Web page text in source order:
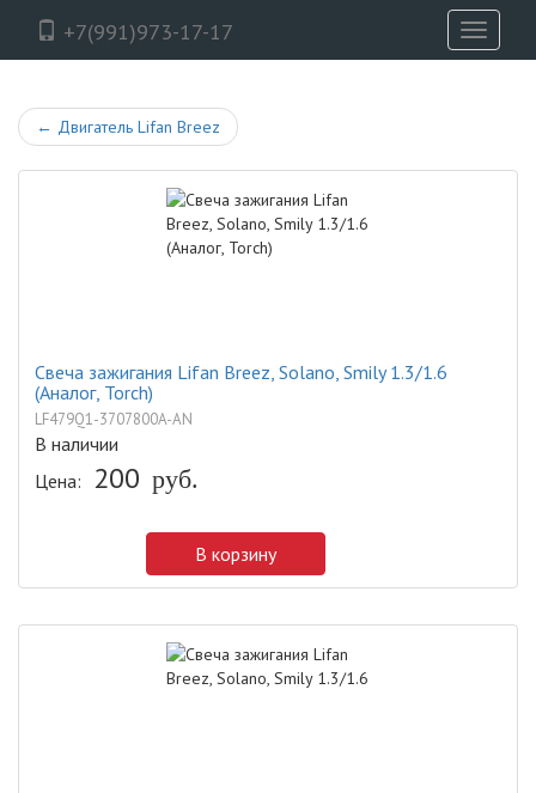
+7(991)973-17-17
Toggle
← Двигатель Lifan Breez
Свеча зажигания Lifan Breez, Solano, Smily 1.3/1.6
(Аналог, Torch)
LF479Q1-3707800A-AN
В наличии
Цена: 200 руб.
В корзину